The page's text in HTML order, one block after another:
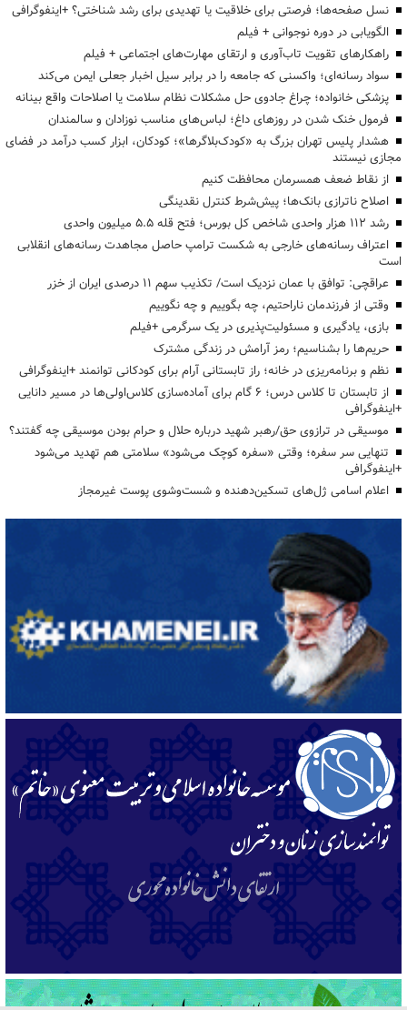
نسل صفحه‌ها؛ فرصتی برای خلاقیت یا تهدیدی برای رشد شناختی؟ +اینفوگرافی
الگویابی در دوره نوجوانی + فیلم
راهکارهای تقویت تاب‌آوری و ارتقای مهارت‌های اجتماعی + فیلم
سواد رسانه‌ای؛ واکسنی که جامعه را در برابر سیل اخبار جعلی ایمن می‌کند
پزشکی خانواده؛ چراغ جادوی حل مشکلات نظام سلامت یا اصلاحات واقع بینانه
فرمول خنک شدن در روزهای داغ؛ لباس‌های مناسب نوزادان و سالمندان
هشدار پلیس تهران بزرگ به «کودک‌بلاگرها»؛ کودکان، ابزار کسب درآمد در فضای
مجازی نیستند
از نقاط ضعف همسرمان محافظت کنیم
اصلاح ناترازی بانک‌ها؛ پیش‌شرط کنترل نقدینگی
رشد ۱۱۲ هزار واحدی شاخص کل بورس؛ فتح قله ۵.۵ میلیون واحدی
اعتراف رسانه‌های خارجی به شکست ترامپ حاصل مجاهدت رسانه‌های انقلابی
است
عراقچی: توافق با عمان نزدیک است/ تکذیب سهم ۱۱ درصدی ایران از خزر
وقتی از فرزندمان ناراحتیم، چه بگوییم و چه نگوییم
بازی، یادگیری و مسئولیت‌پذیری در یک سرگرمی +فیلم
حریم‌ها را بشناسیم؛ رمز آرامش در زندگی مشترک
نظم و برنامه‌ریزی در خانه؛ راز تابستانی آرام برای کودکانی توانمند +اینفوگرافی
از تابستان تا کلاس درس؛ ۶ گام برای آماده‌سازی کلاس‌اولی‌ها در مسیر دانایی
+اینفوگرافی
موسیقی در ترازوی حق/رهبر شهید درباره حلال و حرام بودن موسیقی چه گفتند؟
تنهایی سر سفره؛ وقتی «سفره کوچک می‌شود» سلامتی هم تهدید می‌شود
+اینفوگرافی
اعلام اسامی ژل‌های تسکین‌دهنده و شست‌وشوی پوست غیرمجاز